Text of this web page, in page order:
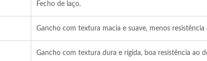
Fecho de laço.
Gancho com textura macia e suave, menos
Gancho com textura dura e rígida, boa resistência ao